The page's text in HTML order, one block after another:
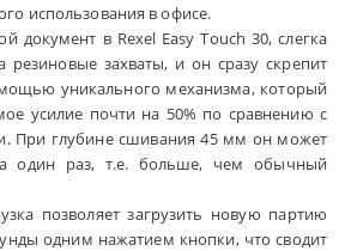
использования в офисе.
документ в Rexel Easy Touch 30, слегка
резиновые захваты, и он сразу скрепит
уникального механизма, который
усилие почти на 50% по сравнению с
При глубине сшивания 45 мм он может
один раз, т.е. больше, чем обычный
позволяет загрузить новую партию
одним нажатием кнопки, что сводит